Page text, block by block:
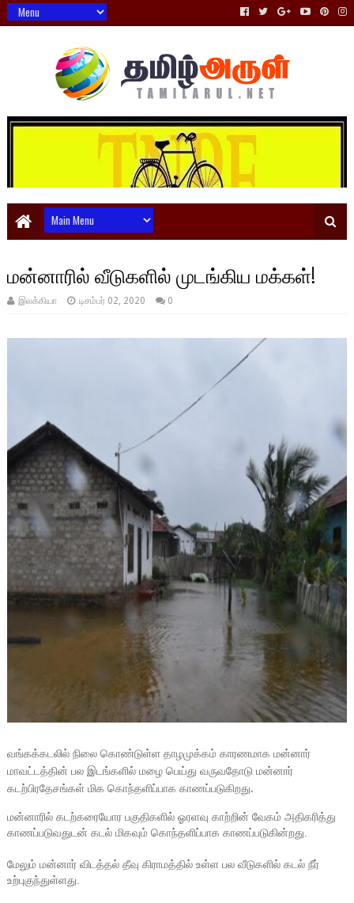
மன்னாரில் வீடுகளில் முடங்கிய மக்கள்!
இலக்கியா டிசம்பர் 02, 2020 0
வங்கக்கடலில் நிலை கொண்டுள்ள தாழமுக்கம் காரணமாக மன்னார்
மாவட்டத்தின் பல இடங்களில் மழை பெய்து வருவதோடு மன்னார்
கடற்பிரதேசங்கள் மிக கொந்தளிப்பாக காணப்படுகிறது.
மன்னாரில் கடற்கரையோர பகுதிகளில் ஓரளவு காற்றின் வேகம் அதிகரித்து
காணப்படுவதுடன் கடல் மிகவும் கொந்தளிப்பாக காணப்படுகின்றது.
மேலும் மன்னார் விடத்தல் தீவு கிராமத்தில் உள்ள பல வீடுகளில் கடல் நீர்
உற்புகுந்துள்ளது.